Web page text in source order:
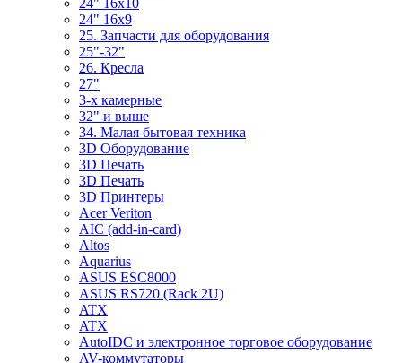
24" 16x9
25. Запчасти для оборудования
25"-32"
26. Кресла
27"
3-x камерные
32" и выше
34. Малая бытовая техника
3D Оборудование
3D Печать
3D Печать
3D Принтеры
Acer Veriton
AIC (add-in-card)
Altos
Aquarius
ASUS ESC8000
ASUS RS720 (Rack 2U)
ATX
ATX
AutoIDC и электронное торговое оборудование
AV-коммутаторы